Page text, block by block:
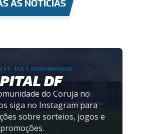
AS NOTÍCIAS
DA COMUNIDADE
DF
do Coruja no
siga no Instagram para
sobre sorteios, jogos e
promoções.